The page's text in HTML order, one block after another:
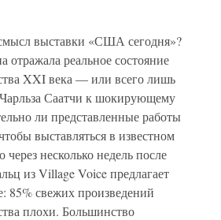
выставки «США сегодня»?
отражала реальное состояние
XXI века — или всего лишь
Саатчи к шокирующему
ли представленные работы
выставляться в известном
несколько недель после
из Village Voice предлагает
85% свежих произведений
плохи. Большинство